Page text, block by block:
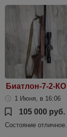
Биатлон-7-2-КО
1 Июня, в 16:06
105 000 руб.
Состояние